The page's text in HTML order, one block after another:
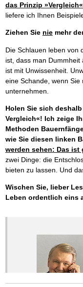
das Prinzip
liefere ich Ihnen
Ziehen Sie niemehr
Die Schlauen leben von
ist, dass man
ist mit Unwissenheit.
eine Schande, wenn
unternehmen.
Holen Sie sich
Vergleich«! Ich zeige
Methoden
wie Sie diesen linken
werden sehen: Das ist
zwei Dinge: die
bieten zu lassen. Und
Wischen Sie, lieber
Leben ordentlich eins